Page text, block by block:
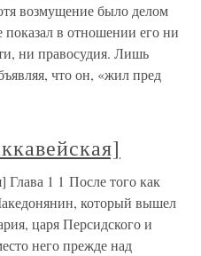
возмущение было делом
в отношении его ни
ни правосудия. Лишь
что он, «жил пред
Глава 1 1 После того как
который вышел
царя Персидского и
него прежде над